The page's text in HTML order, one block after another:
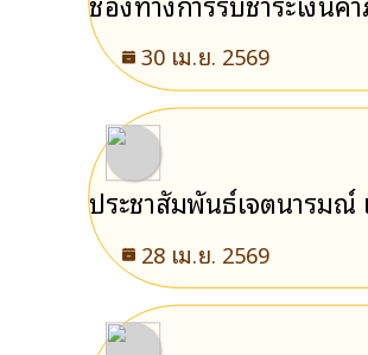
30 เม.ย. 2569
ประชาสัมพันธ์เจตนารมณ์
28 เม.ย. 2569